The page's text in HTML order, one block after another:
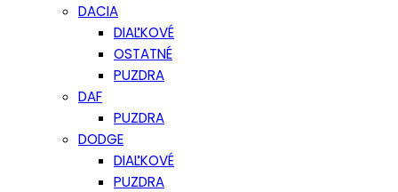
DACIA
DIAĽKOVÉ
OSTATNÉ
PUZDRA
DAF
PUZDRA
DODGE
DIAĽKOVÉ
PUZDRA